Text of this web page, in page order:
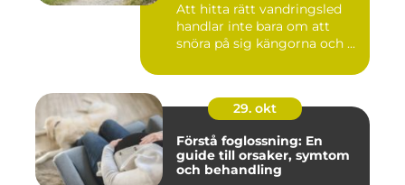
Att hitta rätt vandringsled
handlar inte bara om att
snöra på sig kängorna och ...
29. okt
Förstå foglossning: En
guide till orsaker, symtom
och behandling